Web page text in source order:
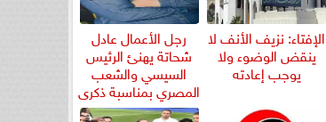
الإفتاء: نزيف الأنف لا
ينقض الوضوء ولا
يوجب إعادته
رجل الأعمال عادل
شحاتة يهنئ الرئيس
السيسي والشعب
المصري بمناسبة ذكرى
ثورة...